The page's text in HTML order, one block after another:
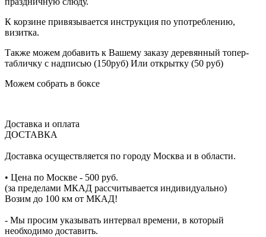
К корзине привязывается инструкция по употреблению,
визитка.
Также можем добавить к Вашему заказу деревянный топер-
табличку с надписью (150руб) Или открытку (50 руб)
Можем собрать в боксе
Доставка и оплата
ДОСТАВКА
Доставка осуществляется по городу Москва и в области.
• Цена по Москве - 500 руб.
(за пределами МКАД рассчитывается индивидуально)
Возим до 100 км от МКАД!
- Мы просим указывать интервал времени, в который
необходимо доставить.